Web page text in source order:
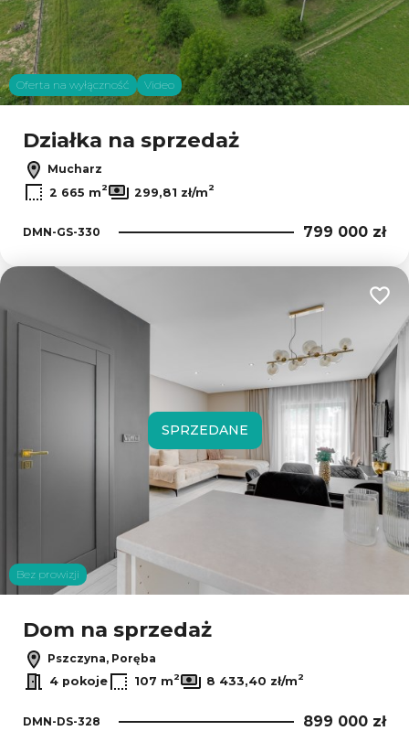
Oferta na wyłączność Video
Działka na sprzedaż
Mucharz
2 665 m2 299,81 zł/m2
DMN-GS-330 799 000 zł
Bez prowizji
SPRZEDANE
Dom na sprzedaż
Pszczyna, Poręba
4 pokoje
107 m2 8 433,40 zł/m2
DMN-DS-328 899 000 zł